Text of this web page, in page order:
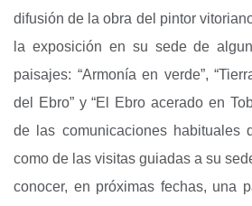
difusión de la obra del pintor
la exposición en su sede de
paisajes: “Armonía en verde”,
del Ebro” y “El Ebro acerado en
de las comunicaciones habituales
como de las visitas guiadas a su
conocer, en próximas fechas, una